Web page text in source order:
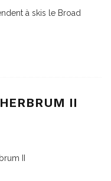
à skis le Broad
II
II